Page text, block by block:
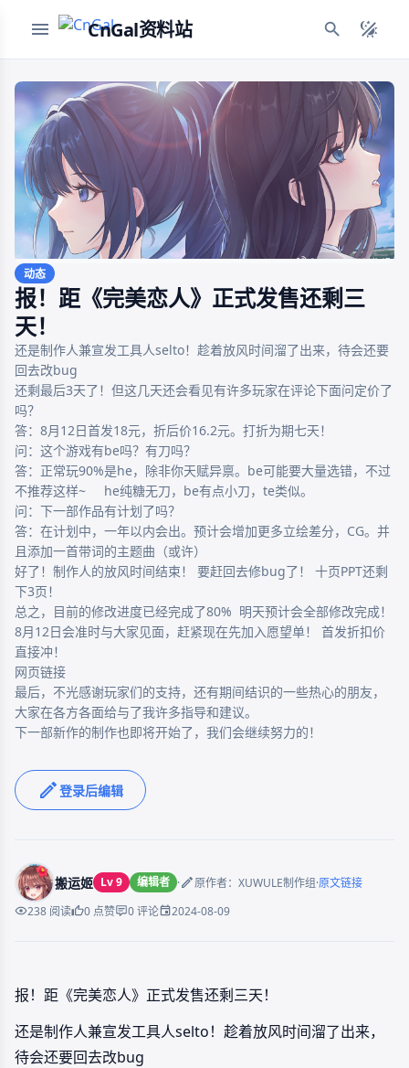
CnGal资料站
动态
报！距《完美恋人》正式发售还剩三
天！
还是制作人兼宣发工具人selto！趁着放风时间溜了出来，待会还要
回去改bug
还剩最后3天了！但这几天还会看见有许多玩家在评论下面问定价了
吗？
答：8月12日首发18元，折后价16.2元。打折为期七天！
问：这个游戏有be吗？有刀吗？
答：正常玩90%是he，除非你天赋异禀。be可能要大量选错，不过
不推荐这样~     he纯糖无刀，be有点小刀，te类似。
问：下一部作品有计划了吗？
答：在计划中，一年以内会出。预计会增加更多立绘差分，CG。并
且添加一首带词的主题曲（或许）
好了！制作人的放风时间结束！ 要赶回去修bug了！ 十页PPT还剩
下3页！
总之，目前的修改进度已经完成了80%  明天预计会全部修改完成！
8月12日会准时与大家见面，赶紧现在先加入愿望单！ 首发折扣价
直接冲！
网页链接
最后，不光感谢玩家们的支持，还有期间结识的一些热心的朋友，
大家在各方各面给与了我许多指导和建议。
下一部新作的制作也即将开始了，我们会继续努力的！
登录后编辑
搬运姬 Lv 9 编辑者 · 原作者：XUWULE制作组·原文链接
238 阅读
0 点赞 0 评论 2024-08-09
报！距《完美恋人》正式发售还剩三天！
还是制作人兼宣发工具人selto！趁着放风时间溜了出来，
待会还要回去改bug